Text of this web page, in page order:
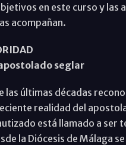
en este curso y las
acompañan.
seglar
las últimas décadas
realidad del
está llamado a ser
la Diócesis de Málaga